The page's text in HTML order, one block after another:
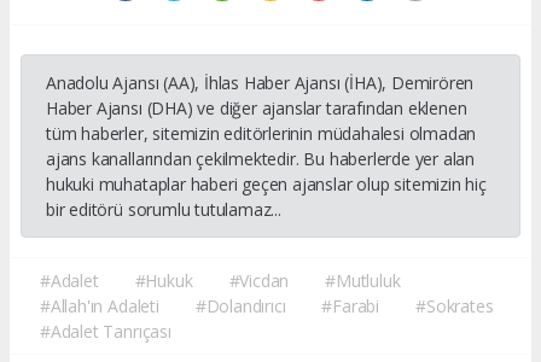
Anadolu Ajansı (AA), İhlas Haber Ajansı (İHA), Demirören
Haber Ajansı (DHA) ve diğer ajanslar tarafından eklenen
tüm haberler, sitemizin editörlerinin müdahalesi olmadan
ajans kanallarından çekilmektedir. Bu haberlerde yer alan
hukuki muhataplar haberi geçen ajanslar olup sitemizin hiç
bir editörü sorumlu tutulamaz...
#Adalet #Hukuk #Vicdan
#Mutluluk
#Allah'ın Adaleti
#Dolandırıcı #Farabi
#Sokrates
#Adalet Tanrıçası